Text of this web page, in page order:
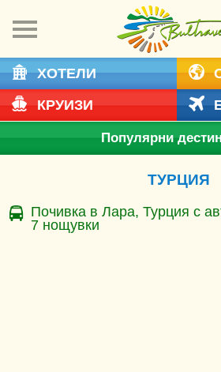
ХОТЕЛИ
КРУИЗИ
Популярни
ТУРЦИЯ
Почивка в Лара, Турция с
7 нощувки